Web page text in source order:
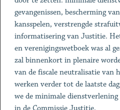
gevangenissen, bescherming
kansspelen, verstrengde
informatisering van Justitie.
en verenigingswetboek was al
zal binnenkort in plenaire
van de fiscale neutralisatie van
werken verder tot de laatste
we de minimale